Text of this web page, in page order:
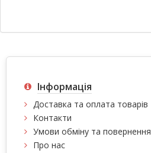
Інформація
Доставка та оплата товарів
Контакти
Умови обміну та повернення
Про нас